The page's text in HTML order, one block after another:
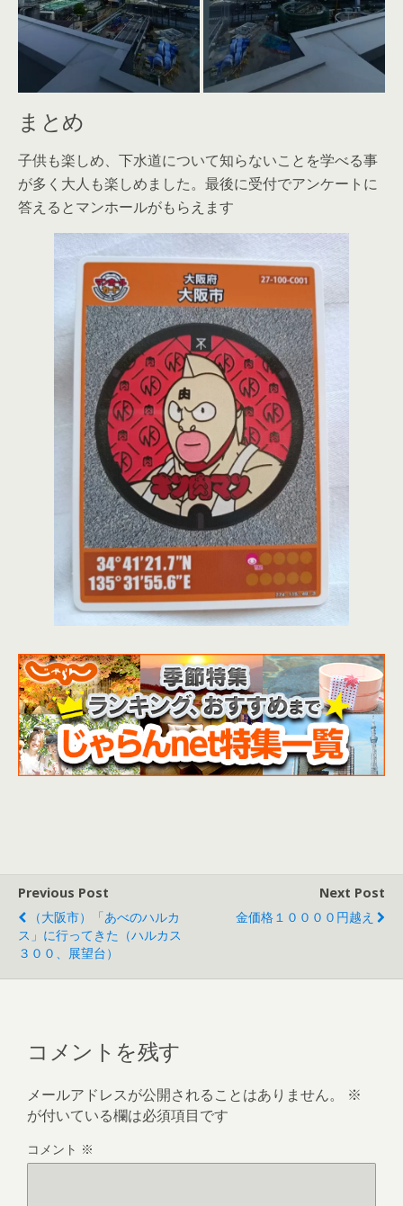
まとめ
子供も楽しめ、下水道について知らないことを学べる事
が多く大人も楽しめました。最後に受付でアンケートに
答えるとマンホールがもらえます
Previous Post
（大阪市）「あべのハルカ
ス」に行ってきた（ハルカス
３００、展望台）
Next Post
金価格１００００円越え
コメントを残す
メールアドレスが公開されることはありません。
※
が付いている欄は必須項目です
コメント ※